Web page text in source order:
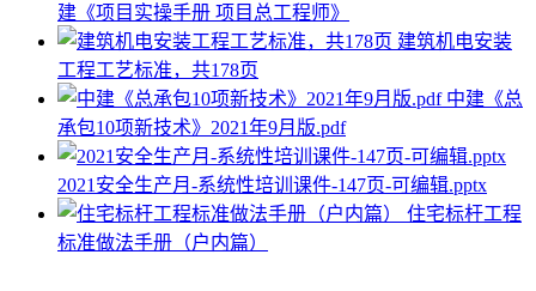
建《项目实操手册 项目总工程师》
建筑机电安装
工程工艺标准，共178页
中建《总
承包10项新技术》2021年9月版.pdf
2021安全生产月-系统性培训课件-147页-可编辑.pptx
住宅标杆工程
标准做法手册（户内篇）